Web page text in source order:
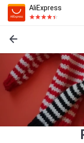
AliExpress